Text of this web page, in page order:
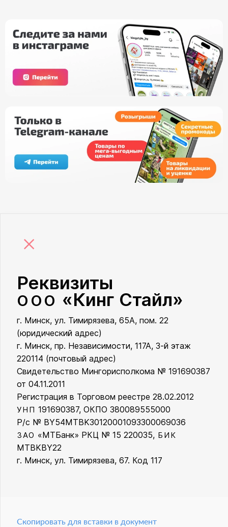
×
Реквизиты
ООО «Кинг Стайл»
ООО «Кинг Стайл»
г. Минск, ул. Тимирязева, 65А, пом. 22
(юридический адрес)
г. Минск, пр. Независимости, 117А, 3-й этаж
220114 (почтовый адрес)
Свидетельство Мингорисполкома № 191690387
от 04.11.2011
Регистрация в Торговом реестре 28.02.2012
УНП 191690387, ОКПО 380089555000
Р/с № BY54MTBK30120001093300069036
ЗАО «МТБанк» РКЦ № 15 220035, БИК
MTBKBY22
г. Минск, ул. Тимирязева, 67. Код 117
Скопировать для вставки в документ